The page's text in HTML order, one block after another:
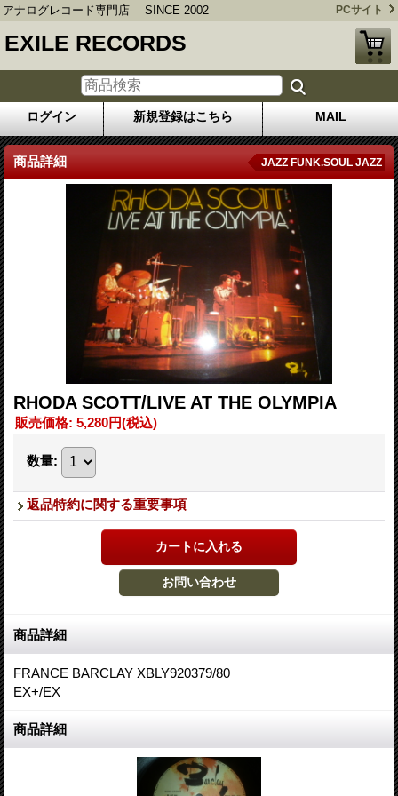
アナログレコード専門店 SINCE 2002 PCサイト
EXILE RECORDS
ログイン 新規登録はこちら MAIL
商品詳細 JAZZ FUNK.SOUL JAZZ
RHODA SCOTT/LIVE AT THE OLYMPIA
販売価格: 5,280円(税込)
数量:
返品特約に関する重要事項
商品詳細
FRANCE BARCLAY XBLY920379/80
EX+/EX
商品詳細